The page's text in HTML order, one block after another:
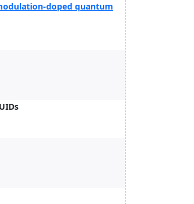
doped quantum